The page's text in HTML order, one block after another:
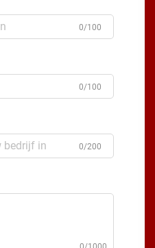
0/100
0/100
0/200